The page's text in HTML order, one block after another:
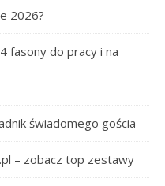
2026?
fasony do pracy i na
świadomego gościa
– zobacz top zestawy